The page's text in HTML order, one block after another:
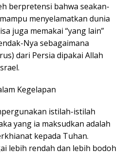
berpretensi bahwa seakan-
menyelamatkan dunia
juga memakai “yang lain”
Nya sebagaimana
dari Persia dipakai Allah
Kegelapan
istilah-istilah
yang ia maksudkan adalah
kepada Tuhan.
lebih rendah dan lebih bodoh